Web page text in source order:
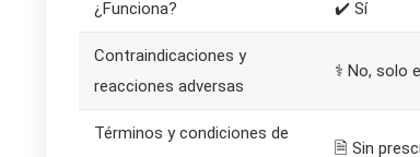
¿Funciona? ✔️ Sí
Contraindicaciones y
reacciones adversas
⚕️ No, solo
Términos y condiciones de
🗎 Sin